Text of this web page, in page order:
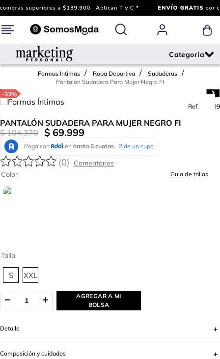
Formas Intimas Ropa Deportiva
Sudaderas
Pantalón Sudadera Para Mujer Negro FI
-33%
Ref.
610609
PANTALÓN SUDADERA PARA MUJER NEGRO FI
$ 104.370 $ 69.999
(0)
Talla
S XXL
Color Guia de tallas
AGREGAR A MI
BOLSA
Detalle
Composición y cuidados